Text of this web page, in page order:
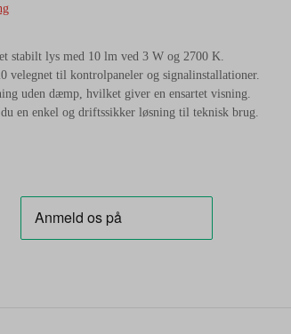
stabilt lys med 10 lm ved 3 W og 2700 K.
velegnet til kontrolpaneler og signalinstallationer.
uden dæmp, hvilket giver en ensartet visning.
en enkel og driftssikker løsning til teknisk brug.